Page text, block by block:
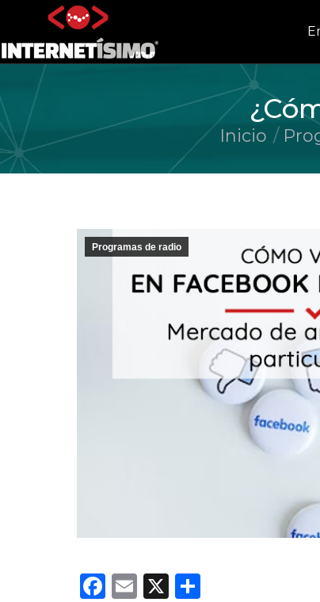
Estás aquí:
Inicio
Programas de radio
Facebook
Email
X